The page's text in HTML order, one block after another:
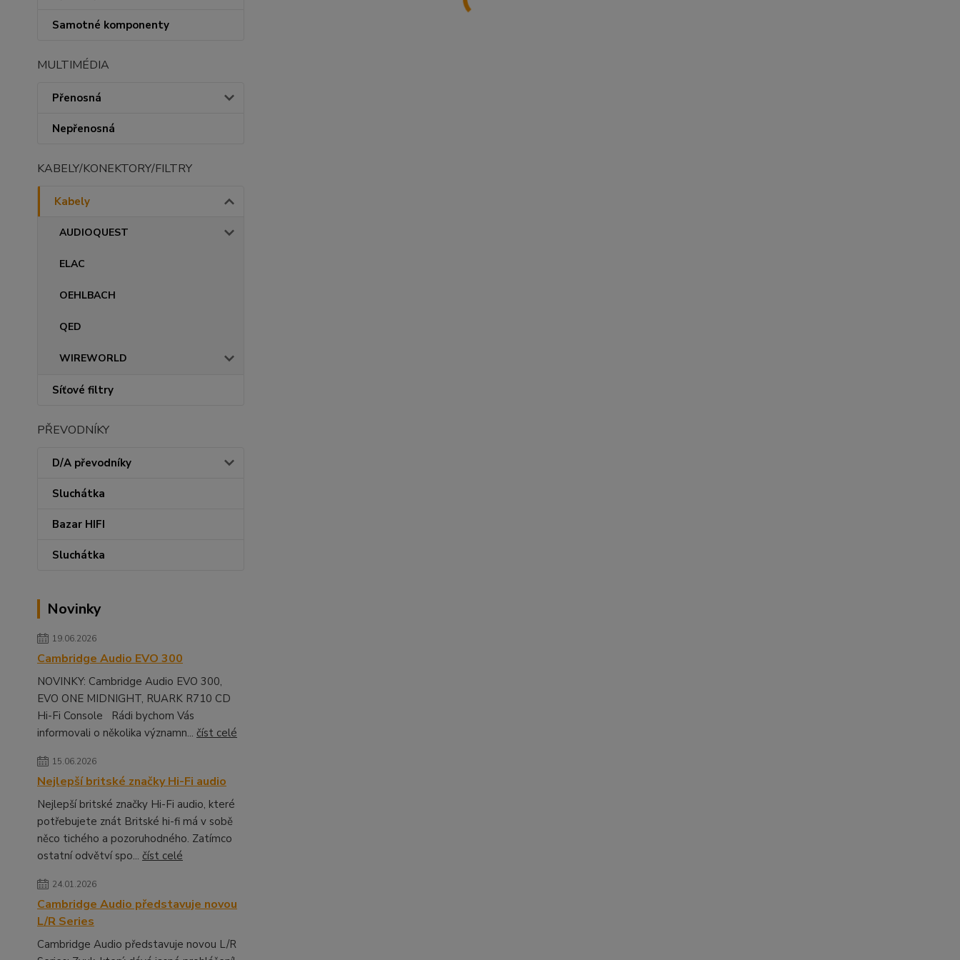
Samotné komponenty
MULTIMÉDIA
Přenosná
Nepřenosná
KABELY/KONEKTORY/FILTRY
Kabely
AUDIOQUEST
ELAC
OEHLBACH
QED
WIREWORLD
Síťové filtry
PŘEVODNÍKY
D/A převodníky
Sluchátka
Bazar HIFI
Sluchátka
Novinky
19.06.2026
Cambridge Audio EVO 300
NOVINKY: Cambridge Audio EVO 300,
EVO ONE MIDNIGHT, RUARK R710 CD
Hi-Fi Console Rádi bychom Vás
informovali o několika významn... číst celé
15.06.2026
Nejlepší britské značky Hi-Fi audio
Nejlepší britské značky Hi-Fi audio, které
potřebujete znát Britské hi-fi má v sobě
něco tichého a pozoruhodného. Zatímco
ostatní odvětví spo... číst celé
24.01.2026
Cambridge Audio představuje novou
L/R Series
Cambridge Audio představuje novou L/R